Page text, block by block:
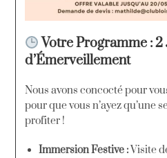
Votre Programme :
d’Émerveillement
Nous avons concocté pour
pour que vous n’ayez qu’une
profiter !
Immersion Festive :Visite